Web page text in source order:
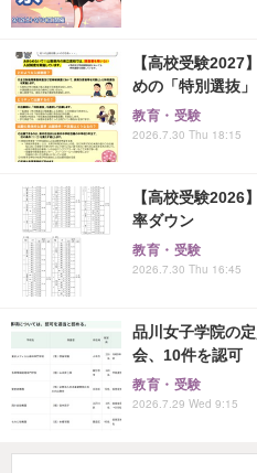
【高校受験2027
めの「特別選抜
教育・受験
2026.7.30 Thu 18:15
【高校受験2026
率ダウン
教育・受験
2026.7.30 Thu 16:45
品川女子学院の
会、10件を認可
教育・受験
2026.7.29 Wed 9:15